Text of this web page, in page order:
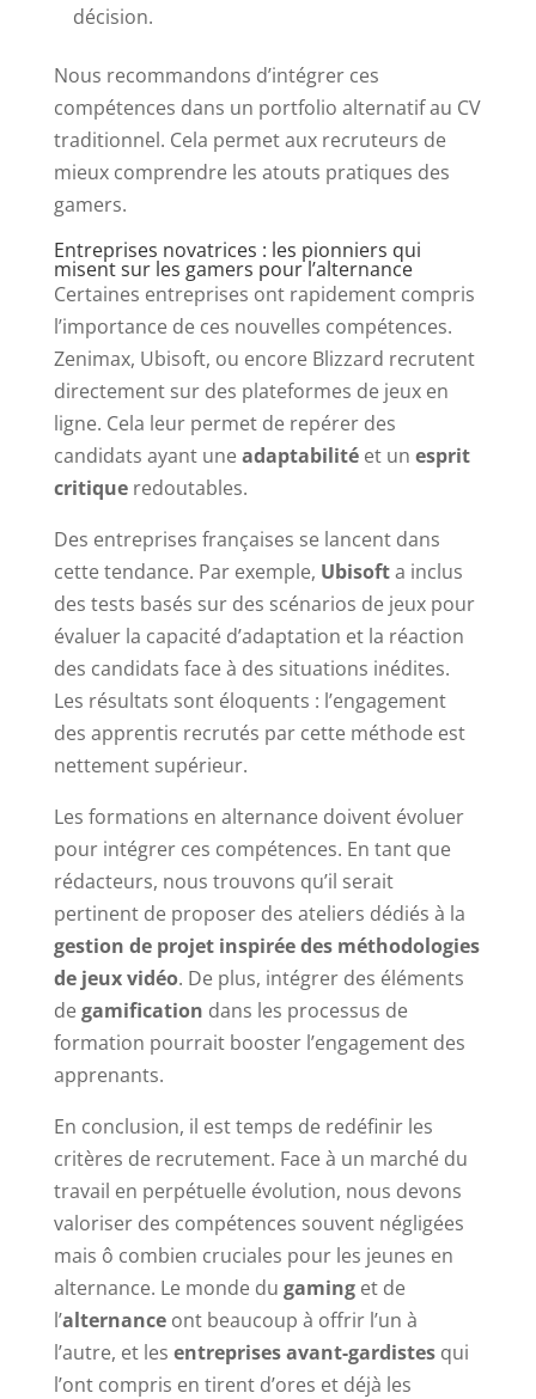
décision.
Nous recommandons d’intégrer ces
compétences dans un portfolio alternatif au CV
traditionnel. Cela permet aux recruteurs de
mieux comprendre les atouts pratiques des
gamers.
Entreprises novatrices : les pionniers qui
misent sur les gamers pour l’alternance
Certaines entreprises ont rapidement compris
l’importance de ces nouvelles compétences.
Zenimax, Ubisoft, ou encore Blizzard recrutent
directement sur des plateformes de jeux en
ligne. Cela leur permet de repérer des
candidats ayant uneadaptabilitéet un esprit
critiqueredoutables.
Des entreprises françaises se lancent dans
cette tendance. Par exemple, Ubisofta inclus
des tests basés sur des scénarios de jeux pour
évaluer la capacité d’adaptation et la réaction
des candidats face à des situations inédites.
Les résultats sont éloquents : l’engagement
des apprentis recrutés par cette méthode est
nettement supérieur.
Les formations en alternance doivent évoluer
pour intégrer ces compétences. En tant que
rédacteurs, nous trouvons qu’il serait
pertinent de proposer des ateliers dédiés à la
gestion de projet inspirée des méthodologies
de jeux vidéo. De plus, intégrer des éléments
degamification dans les processus de
formation pourrait booster l’engagement des
apprenants.
En conclusion, il est temps de redéfinir les
critères de recrutement. Face à un marché du
travail en perpétuelle évolution, nous devons
valoriser des compétences souvent négligées
mais ô combien cruciales pour les jeunes en
alternance. Le monde du gaminget de
l’alternanceont beaucoup à offrir l’un à
l’autre, et les entreprises avant-gardistesqui
l’ont compris en tirent d’ores et déjà les